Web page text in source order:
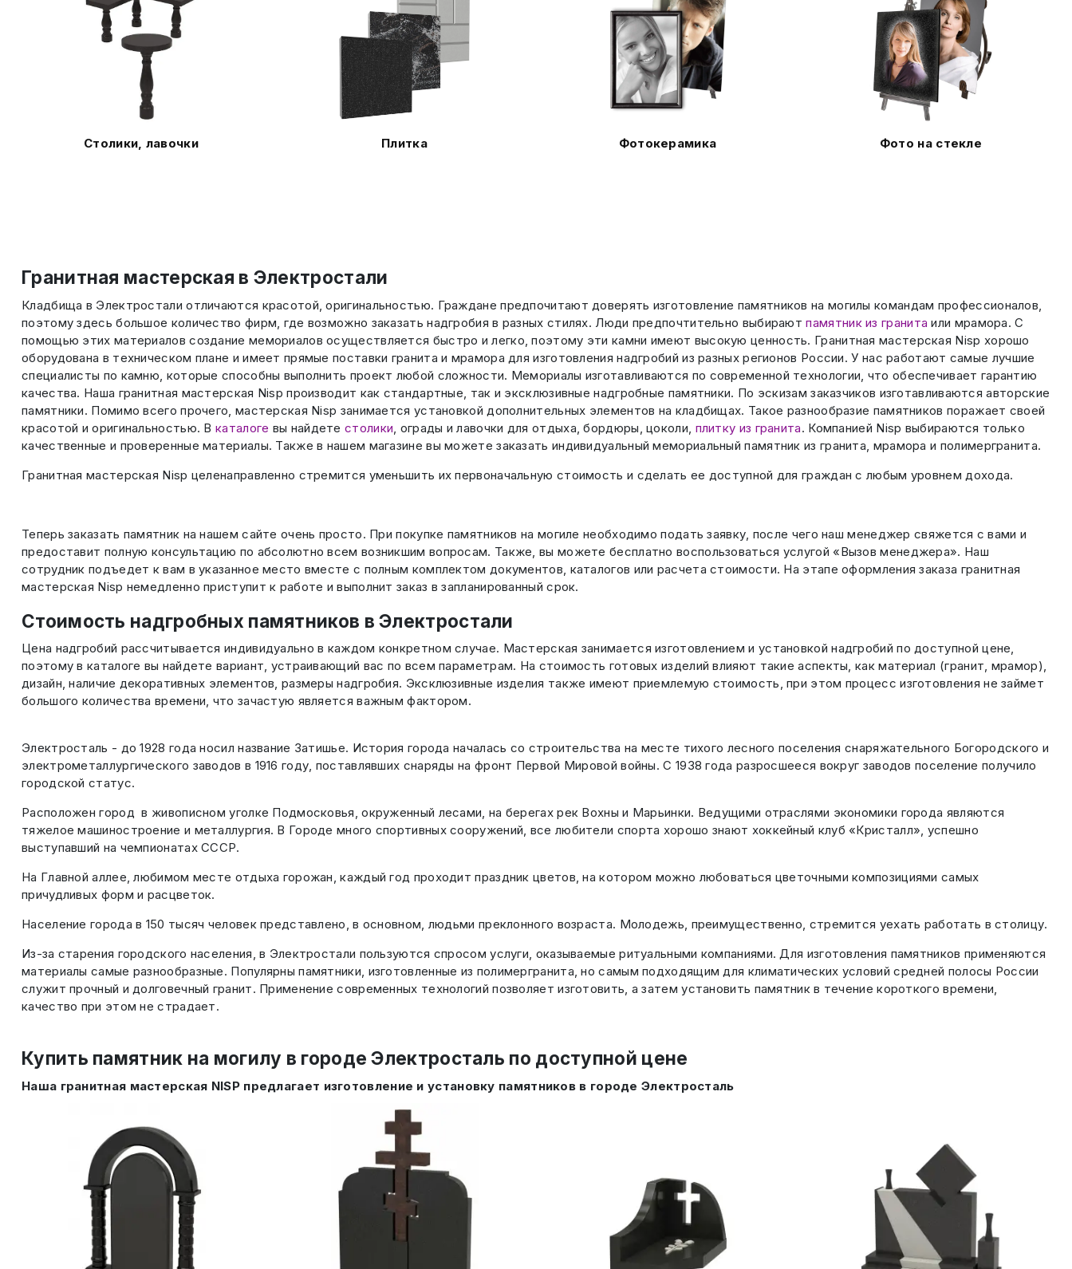
Столики, лавочки Плитка Фотокерамика Фото на стекле
Гранитная мастерская в Электростали
Кладбища в Электростали отличаются красотой, оригинальностью. Граждане предпочитают доверять изготовление памятников на могилы командам профессионалов,
поэтому здесь большое количество фирм, где возможно заказать надгробия в разных стилях. Люди предпочтительно выбираютпамятник из гранита или мрамора. С
помощью этих материалов создание мемориалов осуществляется быстро и легко, поэтому эти камни имеют высокую ценность. Гранитная мастерская Nisp хорошо
оборудована в техническом плане и имеет прямые поставки гранита и мрамора для изготовления надгробий из разных регионов России. У нас работают самые лучшие
специалисты по камню, которые способны выполнить проект любой сложности. Мемориалы изготавливаются по современной технологии, что обеспечивает гарантию
качества. Наша гранитная мастерская Nisp производит как стандартные, так и эксклюзивные надгробные памятники. По эскизам заказчиков изготавливаются авторские
памятники. Помимо всего прочего, мастерская Nisp занимается установкой дополнительных элементов на кладбищах. Такое разнообразие памятников поражает своей
красотой и оригинальностью. Вкаталоге вы найдетестолики , ограды и лавочки для отдыха, бордюры, цоколи, плитку из гранита. Компанией Nisp выбираются только
качественные и проверенные материалы. Также в нашем магазине вы можете заказать индивидуальный мемориальный памятник из гранита, мрамора и полимергранита.
Гранитная мастерская Nisp целенаправленно стремится уменьшить их первоначальную стоимость и сделать ее доступной для граждан с любым уровнем дохода.
Теперь заказать памятник на нашем сайте очень просто. При покупке памятников на могиле необходимо подать заявку, после чего наш менеджер свяжется с вами и
предоставит полную консультацию по абсолютно всем возникшим вопросам. Также, вы можете бесплатно воспользоваться услугой «Вызов менеджера». Наш
сотрудник подъедет к вам в указанное место вместе с полным комплектом документов, каталогов или расчета стоимости. На этапе оформления заказа гранитная
мастерская Nisp немедленно приступит к работе и выполнит заказ в запланированный срок.
Стоимость надгробных памятников в Электростали
Цена надгробий рассчитывается индивидуально в каждом конкретном случае. Мастерская занимается изготовлением и установкой надгробий по доступной цене,
поэтому в каталоге вы найдете вариант, устраивающий вас по всем параметрам. На стоимость готовых изделий влияют такие аспекты, как материал (гранит, мрамор),
дизайн, наличие декоративных элементов, размеры надгробия. Эксклюзивные изделия также имеют приемлемую стоимость, при этом процесс изготовления не займет
большого количества времени, что зачастую является важным фактором.
Электросталь - до 1928 года носил название Затишье. История города началась со строительства на месте тихого лесного поселения снаряжательного Богородского и
электрометаллургического заводов в 1916 году, поставлявших снаряды на фронт Первой Мировой войны. С 1938 года разросшееся вокруг заводов поселение получило
городской статус.
Расположен город в живописном уголке Подмосковья, окруженный лесами, на берегах рек Вохны и Марьинки. Ведущими отраслями экономики города являются
тяжелое машиностроение и металлургия. В Городе много спортивных сооружений, все любители спорта хорошо знают хоккейный клуб «Кристалл», успешно
выступавший на чемпионатах СССР.
На Главной аллее, любимом месте отдыха горожан, каждый год проходит праздник цветов, на котором можно любоваться цветочными композициями самых
причудливых форм и расцветок.
Население города в 150 тысяч человек представлено, в основном, людьми преклонного возраста. Молодежь, преимущественно, стремится уехать работать в столицу.
Из-за старения городского населения, в Электростали пользуются спросом услуги, оказываемые ритуальными компаниями. Для изготовления памятников применяются
материалы самые разнообразные. Популярны памятники, изготовленные из полимергранита, но самым подходящим для климатических условий средней полосы России
служит прочный и долговечный гранит. Применение современных технологий позволяет изготовить, а затем установить памятник в течение короткого времени,
качество при этом не страдает.
Купить памятник на могилу в городе Электросталь по доступной цене
Наша гранитная мастерская NISP предлагает изготовление и установку памятников в городе Электросталь